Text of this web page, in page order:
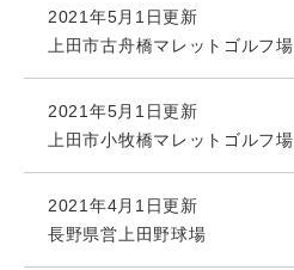
2021年5月1日更新
上田市古舟橋マレットゴルフ場
2021年5月1日更新
上田市小牧橋マレットゴルフ場
2021年4月1日更新
長野県営上田野球場